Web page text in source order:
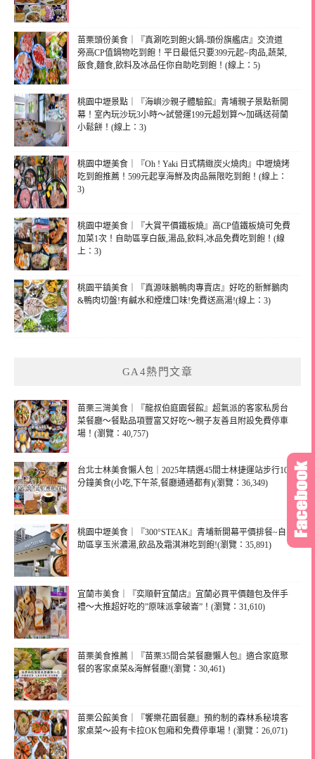
苗栗頭份美食｜『真涮吃到飽火鍋-頭份旗艦店』交流道
旁高CP值鍋物吃到飽！平日最低只要399元起~肉品,蔬菜,
飯食,麵食,飲料及冰品任你自助吃到飽！(線上：5)
桃園中壢景點｜『海嶼沙親子體驗館』青埔親子景點新開
幕！室內玩沙玩3小時～試營運199元超划算～加碼送荷蘭
小鬆餅！(線上：3)
桃園中壢美食｜『Oh ! Yaki 日式精緻炭火燒肉』中壢燒烤
吃到飽推薦！599元起享海鮮及肉品無限吃到飽！(線上：
3)
桃園中壢美食｜『大賞平價鐵板燒』高CP值鐵板燒可免費
加菜1次！自助區享白飯,湯品,飲料,冰品免費吃到飽！(線
上：3)
桃園平鎮美食｜『真源味鵝鴨肉專賣店』好吃的新鮮鵝肉
&鴨肉切盤!有鹹水和煙燻口味!免費送高湯!(線上：3)
GA4熱門文章
苗栗三灣美食｜『龍叔伯庭園餐館』超氣派的客家私房台
菜餐廳～餐點品項豐富又好吃～親子友善且附設免費停車
場！(瀏覽：40,757)
台北士林美食懶人包｜2025年精選45間士林捷運站步行10
分鐘美食(小吃,下午茶,餐廳通通都有)(瀏覽：36,349)
桃園中壢美食｜『300°STEAK』青埔新開幕平價排餐~自
助區享玉米濃湯,飲品及霜淇淋吃到飽!(瀏覽：35,891)
宜蘭市美食｜『奕順軒宜蘭店』宜蘭必買平價麵包及伴手
禮～大推超好吃的”原味派拿破崙”！(瀏覽：31,610)
苗栗美食推薦｜『苗栗35間合菜餐廳懶人包』適合家庭聚
餐的客家桌菜&海鮮餐廳!(瀏覽：30,461)
苗栗公館美食｜『饗樂花園餐廳』預約制的森林系秘境客
家桌菜～設有卡拉OK包廂和免費停車場！(瀏覽：26,071)